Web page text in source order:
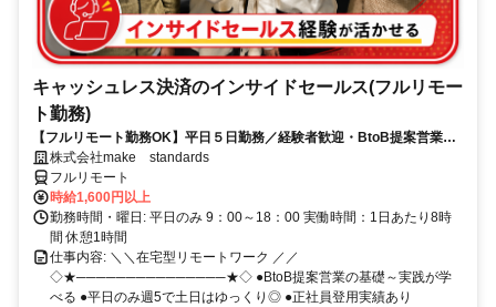
キャッシュレス決済のインサイドセールス(フルリモー
ト勤務)
【フルリモート勤務OK】平日５日勤務／経験者歓迎・BtoB提案営業で
スキルアップ
株式会社make standards
フルリモート
時給1,600円以上
勤務時間・曜日: 平日のみ 9：00～18：00 実働時間：1日あたり8時
間 休憩1時間
仕事内容: ＼＼在宅型リモートワーク ／／
◇★───────────────★◇ ●BtoB提案営業の基礎～実践が学
べる ●平日のみ週5で土日はゆっくり◎ ●正社員登用実績あり